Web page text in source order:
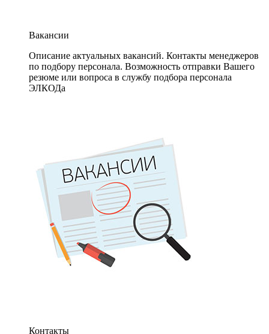
Вакансии
Описание актуальных вакансий. Контакты менеджеров
по подбору персонала. Возможность отправки Вашего
резюме или вопроса в службу подбора персонала
ЭЛКОДа
Контакты